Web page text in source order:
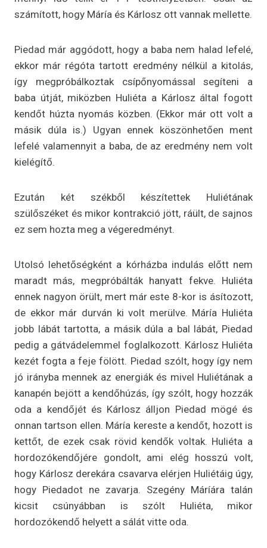
számított, hogy Máría és Kárlosz ott vannak mellette.
Piedad már aggódott, hogy a baba nem halad lefelé,
ekkor már régóta tartott eredmény nélkül a kitolás,
így megpróbálkoztak csípőnyomással segíteni a
baba útját, miközben Huliéta a Kárlosz által fogott
kendőt húzta nyomás közben. (Ekkor már ott volt a
másik dúla is.) Ugyan ennek köszönhetően ment
lefelé valamennyit a baba, de az eredmény nem volt
kielégítő.
Ezután két székből készítettek Huliétának
szülőszéket és mikor kontrakció jött, ráült, de sajnos
ez sem hozta meg a végeredményt.
Utolsó lehetőségként a kórházba indulás előtt nem
maradt más, megpróbálták hanyatt fekve. Huliéta
ennek nagyon örült, mert már este 8-kor is ásítozott,
de ekkor már durván ki volt merülve. Máría Huliéta
jobb lábát tartotta, a másik dúla a bal lábát, Piedad
pedig a gátvádelemmel foglalkozott. Kárlosz Huliéta
kezét fogta a feje fölött. Piedad szólt, hogy így nem
jó irányba mennek az energiák és mivel Huliétának a
kanapén bejött a kendőhúzás, így szólt, hogy hozzák
oda a kendőjét és Kárlosz álljon Piedad mögé és
onnan tartson ellen. Máría kereste a kendőt, hozott is
kettőt, de ezek csak rövid kendők voltak. Huliéta a
hordozókendőjére gondolt, ami elég hosszú volt,
hogy Kárlosz derekára csavarva elérjen Huliétáig úgy,
hogy Piedadot ne zavarja. Szegény Máríára talán
kicsit csúnyábban is szólt Huliéta, mikor
hordozókendő helyett a sálát vitte oda.